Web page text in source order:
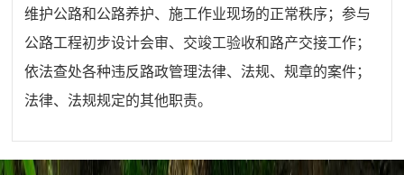
维护公路和公路养护、施工作业现场的正常秩序；参与
公路工程初步设计会审、交竣工验收和路产交接工作；
依法查处各种违反路政管理法律、法规、规章的案件；
法律、法规规定的其他职责。